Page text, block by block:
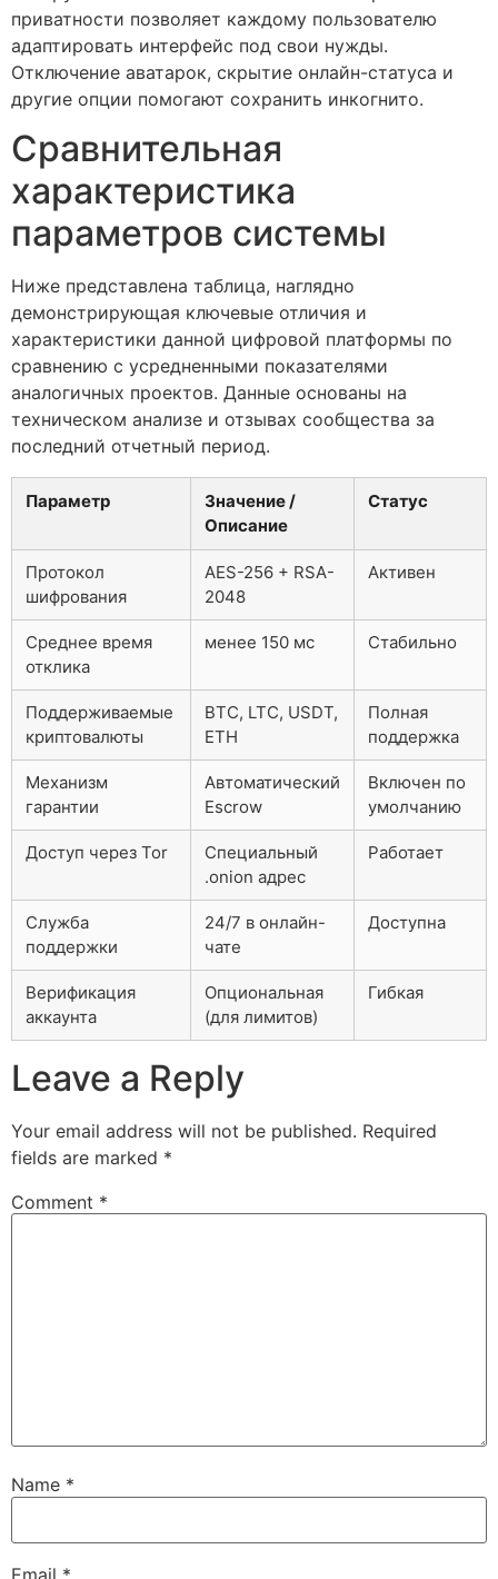
приватности позволяет каждому пользователю
адаптировать интерфейс под свои нужды.
Отключение аватарок, скрытие онлайн-статуса и
другие опции помогают сохранить инкогнито.
Сравнительная
характеристика
параметров системы
Ниже представлена таблица, наглядно
демонстрирующая ключевые отличия и
характеристики данной цифровой платформы по
сравнению с усредненными показателями
аналогичных проектов. Данные основаны на
техническом анализе и отзывах сообщества за
последний отчетный период.
Параметр
Значение /
Описание
Статус
Протокол
шифрования
AES-256 + RSA-
2048
Активен
Среднее время
отклика
менее 150 мс Стабильно
Поддерживаемые
криптовалюты
BTC, LTC, USDT,
ETH
Полная
поддержка
Механизм
гарантии
Автоматический
Escrow
Включен по
умолчанию
Доступ через Tor
Специальный
.onion адрес
Работает
Служба
поддержки
24/7 в онлайн-
чате
Доступна
Верификация
аккаунта
Опциональная
(для лимитов)
Гибкая
Leave a Reply
Your email address will not be published. Required
fields are marked *
Comment *
Name *
Email *